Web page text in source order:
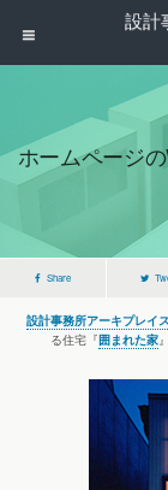
設計
ホームページ
Share
設計事務所アーキプレイ
る住宅『囲まれた家